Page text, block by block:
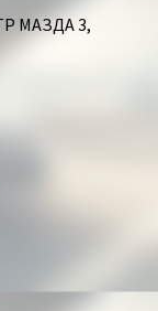
МАЗДА 3,